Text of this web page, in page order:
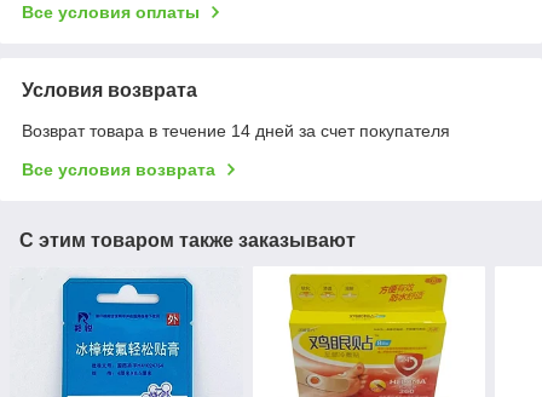
Все условия оплаты
Условия возврата
Возврат товара в течение 14 дней за счет покупателя
Все условия возврата
С этим товаром также заказывают